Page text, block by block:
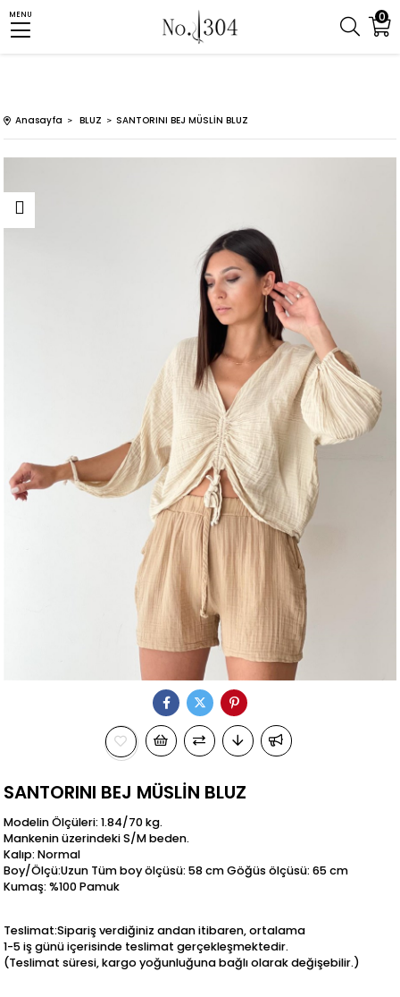
0
MENU
Anasayfa BLUZ SANTORINI BEJ MÜSLİN BLUZ
SANTORINI BEJ MÜSLİN BLUZ
Modelin Ölçüleri: 1.84/70 kg.
Mankenin üzerindeki S/M beden.
Kalıp: Normal
Boy/Ölçü:Uzun Tüm boy ölçüsü: 58 cm Göğüs ölçüsü: 65 cm
Kumaş: %100 Pamuk
Teslimat:Sipariş verdiğiniz andan itibaren, ortalama
1-5 iş günü içerisinde teslimat gerçekleşmektedir.
(Teslimat süresi, kargo yoğunluğuna bağlı olarak değişebilir.)